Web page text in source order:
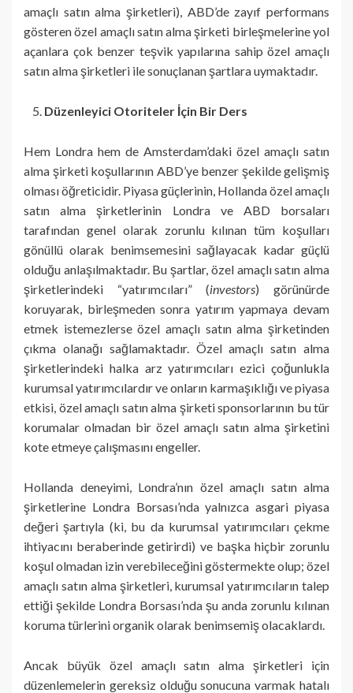
amaçlı satın alma şirketleri), ABD’de zayıf performans
gösteren özel amaçlı satın alma şirketi birleşmelerine yol
açanlara çok benzer teşvik yapılarına sahip özel amaçlı
satın alma şirketleri ile sonuçlanan şartlara uymaktadır.
Düzenleyici Otoriteler İçin Bir Ders
Hem Londra hem de Amsterdam’daki özel amaçlı satın
alma şirketi koşullarının ABD’ye benzer şekilde gelişmiş
olması öğreticidir. Piyasa güçlerinin, Hollanda özel amaçlı
satın alma şirketlerinin Londra ve ABD borsaları
tarafından genel olarak zorunlu kılınan tüm koşulları
gönüllü olarak benimsemesini sağlayacak kadar güçlü
olduğu anlaşılmaktadır. Bu şartlar, özel amaçlı satın alma
şirketlerindeki “yatırımcıları” (investors) görünürde
koruyarak, birleşmeden sonra yatırım yapmaya devam
etmek istemezlerse özel amaçlı satın alma şirketinden
çıkma olanağı sağlamaktadır. Özel amaçlı satın alma
şirketlerindeki halka arz yatırımcıları ezici çoğunlukla
kurumsal yatırımcılardır ve onların karmaşıklığı ve piyasa
etkisi, özel amaçlı satın alma şirketi sponsorlarının bu tür
korumalar olmadan bir özel amaçlı satın alma şirketini
kote etmeye çalışmasını engeller.
Hollanda deneyimi, Londra’nın özel amaçlı satın alma
şirketlerine Londra Borsası’nda yalnızca asgari piyasa
değeri şartıyla (ki, bu da kurumsal yatırımcıları çekme
ihtiyacını beraberinde getirirdi) ve başka hiçbir zorunlu
koşul olmadan izin verebileceğini göstermekte olup; özel
amaçlı satın alma şirketleri, kurumsal yatırımcıların talep
ettiği şekilde Londra Borsası’nda şu anda zorunlu kılınan
koruma türlerini organik olarak benimsemiş olacaklardı.
Ancak büyük özel amaçlı satın alma şirketleri için
düzenlemelerin gereksiz olduğu sonucuna varmak hatalı